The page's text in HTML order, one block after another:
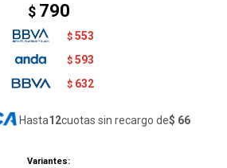
$ 790
$ 553
$ 593
$ 632
Hasta12cuotas sin recargo de$ 66
Variantes: